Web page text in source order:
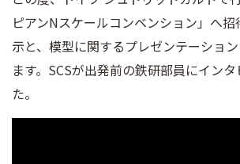
ピアンNスケールコンベンション」へ
示と、模型に関するプレゼンテーショ
ます。SCSが出発前の鉄研部員にイン
た。